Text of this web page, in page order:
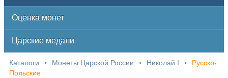
Оценка монет
Царские медали
Каталоги > Монеты Царской России > Николай I >
Русско-
Польские